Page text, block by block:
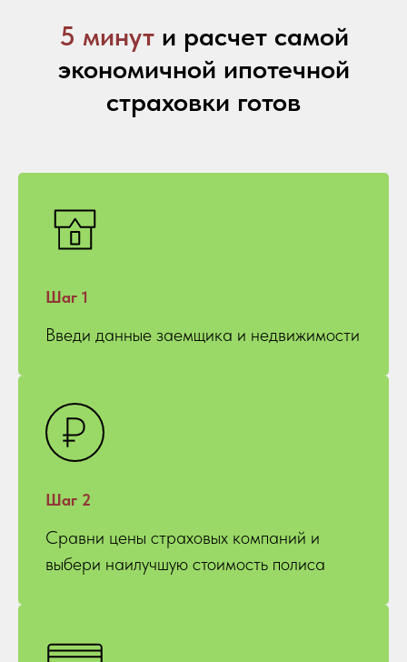
5 минути расчет самой
экономичной ипотечной
страховки готов
Шаг 1
Введи данные заемщика и недвижимости
Шаг 2
Сравни цены страховых компаний и
выбери наилучшую стоимость полиса